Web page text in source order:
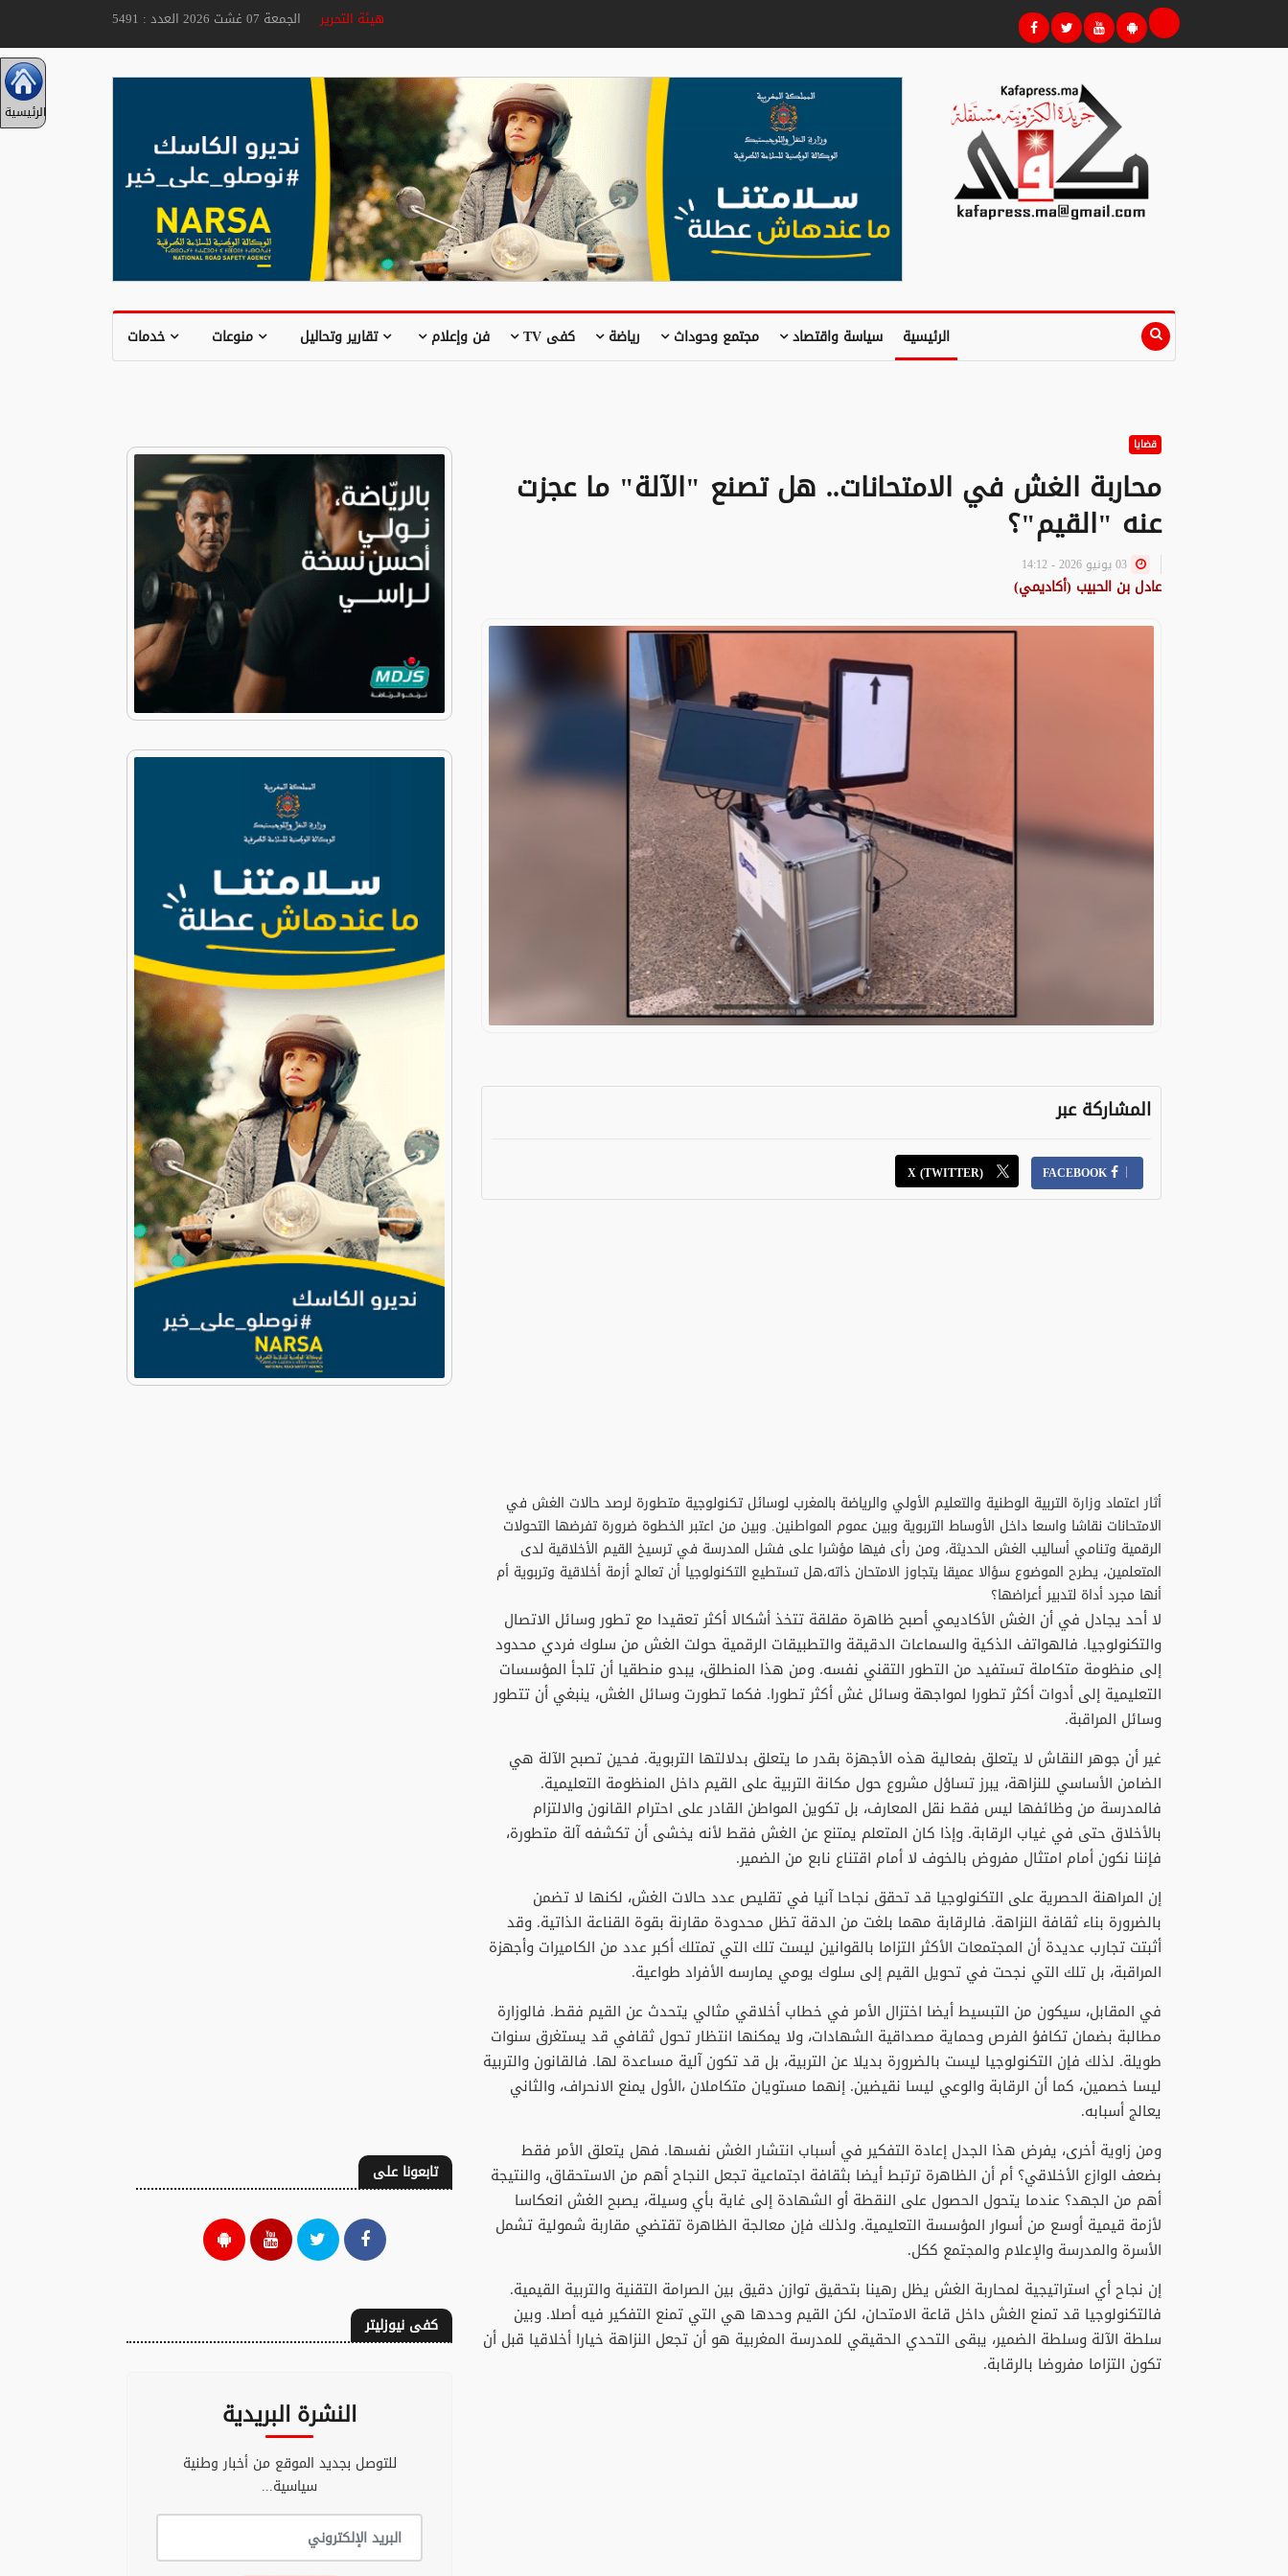
هيئة التحريرالجمعة 07 غشت 2026 العدد : 5491
الرئيسية سياسة واقتصاد مجتمع وحوداث رياضة كفى TV فن وإعلام تقارير وتحاليل منوعات خدمات
الرئيسية
قضايا
محاربة الغش في الامتحانات.. هل تصنع "الآلة" ما عجزت
عنه "القيم"؟
عادل بن الحبيب (أكاديمي)
المشاركة عبر
FACEBOOK
X (TWITTER)
أثار اعتماد وزارة التربية الوطنية والتعليم الأولي والرياضة بالمغرب لوسائل تكنولوجية متطورة لرصد حالات الغش في
الامتحانات نقاشا واسعا داخل الأوساط التربوية وبين عموم المواطنين. وبين من اعتبر الخطوة ضرورة تفرضها التحولات
الرقمية وتنامي أساليب الغش الحديثة، ومن رأى فيها مؤشرا على فشل المدرسة في ترسيخ القيم الأخلاقية لدى
المتعلمين، يطرح الموضوع سؤالا عميقا يتجاوز الامتحان ذاته،هل تستطيع التكنولوجيا أن تعالج أزمة أخلاقية وتربوية أم
أنها مجرد أداة لتدبير أعراضها؟
لا أحد يجادل في أن الغش الأكاديمي أصبح ظاهرة مقلقة تتخذ أشكالا أكثر تعقيدا مع تطور وسائل الاتصال
والتكنولوجيا. فالهواتف الذكية والسماعات الدقيقة والتطبيقات الرقمية حولت الغش من سلوك فردي محدود
إلى منظومة متكاملة تستفيد من التطور التقني نفسه. ومن هذا المنطلق، يبدو منطقيا أن تلجأ المؤسسات
التعليمية إلى أدوات أكثر تطورا لمواجهة وسائل غش أكثر تطورا. فكما تطورت وسائل الغش، ينبغي أن تتطور
وسائل المراقبة.
غير أن جوهر النقاش لا يتعلق بفعالية هذه الأجهزة بقدر ما يتعلق بدلالتها التربوية. فحين تصبح الآلة هي
الضامن الأساسي للنزاهة، يبرز تساؤل مشروع حول مكانة التربية على القيم داخل المنظومة التعليمية.
فالمدرسة من وظائفها ليس فقط نقل المعارف، بل تكوين المواطن القادر على احترام القانون والالتزام
بالأخلاق حتى في غياب الرقابة. وإذا كان المتعلم يمتنع عن الغش فقط لأنه يخشى أن تكشفه آلة متطورة،
فإننا نكون أمام امتثال مفروض بالخوف لا أمام اقتناع نابع من الضمير.
إن المراهنة الحصرية على التكنولوجيا قد تحقق نجاحا آنيا في تقليص عدد حالات الغش، لكنها لا تضمن
بالضرورة بناء ثقافة النزاهة. فالرقابة مهما بلغت من الدقة تظل محدودة مقارنة بقوة القناعة الذاتية. وقد
أثبتت تجارب عديدة أن المجتمعات الأكثر التزاما بالقوانين ليست تلك التي تمتلك أكبر عدد من الكاميرات وأجهزة
المراقبة، بل تلك التي نجحت في تحويل القيم إلى سلوك يومي يمارسه الأفراد طواعية.
في المقابل، سيكون من التبسيط أيضا اختزال الأمر في خطاب أخلاقي مثالي يتحدث عن القيم فقط. فالوزارة
مطالبة بضمان تكافؤ الفرص وحماية مصداقية الشهادات، ولا يمكنها انتظار تحول ثقافي قد يستغرق سنوات
طويلة. لذلك فإن التكنولوجيا ليست بالضرورة بديلا عن التربية، بل قد تكون آلية مساعدة لها. فالقانون والتربية
ليسا خصمين، كما أن الرقابة والوعي ليسا نقيضين. إنهما مستويان متكاملان ،الأول يمنع الانحراف، والثاني
يعالج أسبابه.
ومن زاوية أخرى، يفرض هذا الجدل إعادة التفكير في أسباب انتشار الغش نفسها. فهل يتعلق الأمر فقط
بضعف الوازع الأخلاقي؟ أم أن الظاهرة ترتبط أيضا بثقافة اجتماعية تجعل النجاح أهم من الاستحقاق، والنتيجة
أهم من الجهد؟ عندما يتحول الحصول على النقطة أو الشهادة إلى غاية بأي وسيلة، يصبح الغش انعكاسا
لأزمة قيمية أوسع من أسوار المؤسسة التعليمية. ولذلك فإن معالجة الظاهرة تقتضي مقاربة شمولية تشمل
الأسرة والمدرسة والإعلام والمجتمع ككل.
إن نجاح أي استراتيجية لمحاربة الغش يظل رهينا بتحقيق توازن دقيق بين الصرامة التقنية والتربية القيمية.
فالتكنولوجيا قد تمنع الغش داخل قاعة الامتحان، لكن القيم وحدها هي التي تمنع التفكير فيه أصلا. وبين
سلطة الآلة وسلطة الضمير، يبقى التحدي الحقيقي للمدرسة المغربية هو أن تجعل النزاهة خيارا أخلاقيا قبل أن
تكون التزاما مفروضا بالرقابة.
تابعونا على
كفى نيوزليتر
النشرة البريدية
للتوصل بجديد الموقع من أخبار وطنية
سياسية...